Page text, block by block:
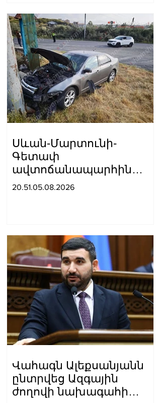
Սևան-Մարտունի-
Գետափ
ավտոճանապարհին
բшխվել են «Jeep»-ն ու
20.51.05.08.2026
Վահագն Ալեքսանյանն
ընտրվեց Ազգային
ժողովի նախագահի